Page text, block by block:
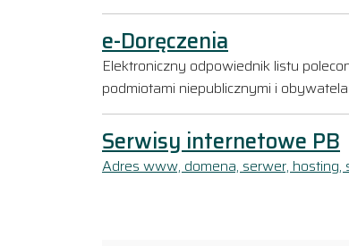
e-Doręczenia
Elektroniczny odpowiednik listu
podmiotami niepublicznymi i
Serwisy internetowe PB
Adres www, domena, serwer,